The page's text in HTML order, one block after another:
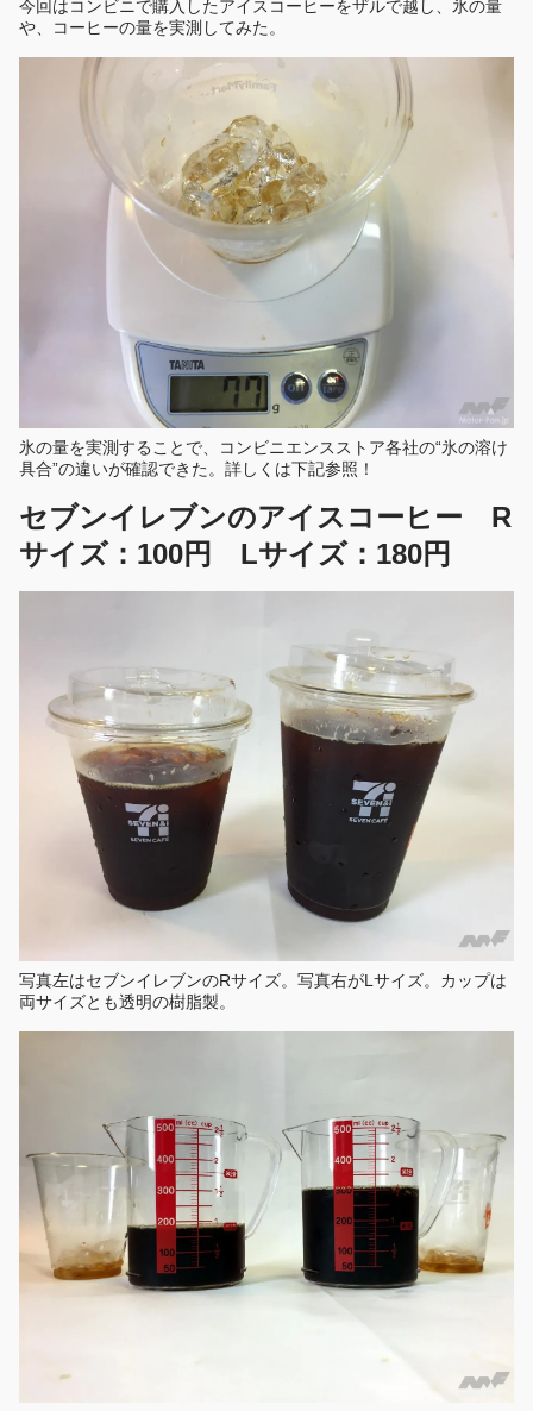
今回はコンビニで購入したアイスコーヒーをザルで越し、氷の量
や、コーヒーの量を実測してみた。
氷の量を実測することで、コンビニエンスストア各社の“氷の溶け
具合”の違いが確認できた。詳しくは下記参照！
セブンイレブンのアイスコーヒー R
サイズ：100円 Lサイズ：180円
写真左はセブンイレブンのRサイズ。写真右がLサイズ。カップは
両サイズとも透明の樹脂製。